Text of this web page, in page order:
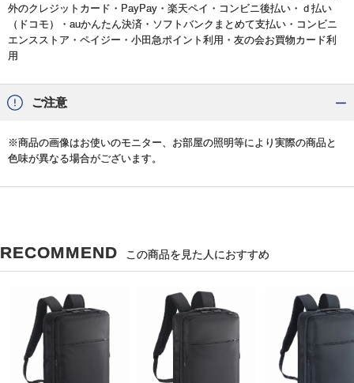
外のクレジットカード・PayPay・楽天ペイ・コンビニ後払い・ｄ払い
（ドコモ）・auかんたん決済・ソフトバンクまとめて支払い・コンビニ
エンスストア・ペイジー・小田急ポイント利用・友の会お買物カード利
用
ご注意
※商品の画像はお使いのモニター、お部屋の照明等により実際の商品と
色味が異なる場合がございます。
RECOMMEND この商品を見た人におすすめ